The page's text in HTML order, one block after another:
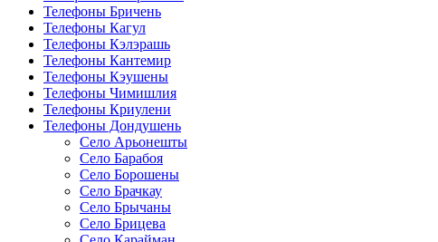
Телефоны Бричень
Телефоны Кагул
Телефоны Кэлэрашь
Телефоны Кантемир
Телефоны Кэушены
Телефоны Чимишлия
Телефоны Криулени
Телефоны Дондушень
Село Арьонешты
Село Барабоя
Село Борошены
Село Брачкау
Село Брычаны
Село Брицева